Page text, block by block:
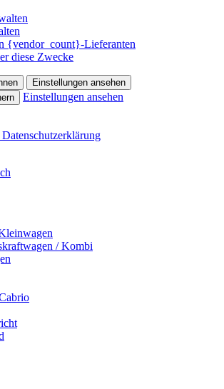
{vendor_count}-Lieferanten
diese Zwecke
Einstellungen ansehen
Einstellungen ansehen
/ Kombi